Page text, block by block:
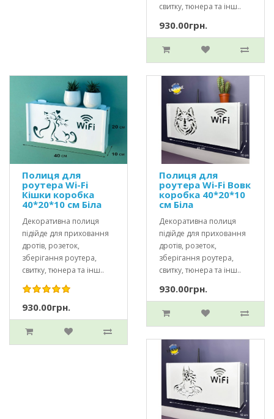
свитку, тюнера та інш..
930.00грн.
Полиця для
роутера Wi-Fi
Кішки коробка
40*20*10 см Біла
Декоративна полиця
підійде для приховання
дротів, розеток,
зберігання роутера,
свитку, тюнера та інш..
930.00грн.
Полиця для
роутера Wi-Fi Вовк
коробка 40*20*10
см Біла
Декоративна полиця
підійде для приховання
дротів, розеток,
зберігання роутера,
свитку, тюнера та інш..
930.00грн.